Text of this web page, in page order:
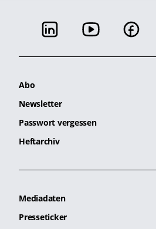
Abo
Newsletter
Passwort vergessen
Heftarchiv
Mediadaten
Presseticker